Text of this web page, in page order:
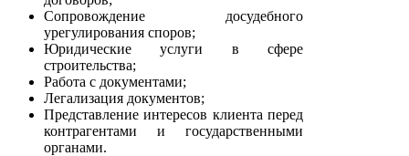
Сопровождение досудебного
урегулирования споров;
Юридические услуги в сфере
строительства;
Работа с документами;
Легализация документов;
Представление интересов клиента перед
контрагентами и государственными
органами.